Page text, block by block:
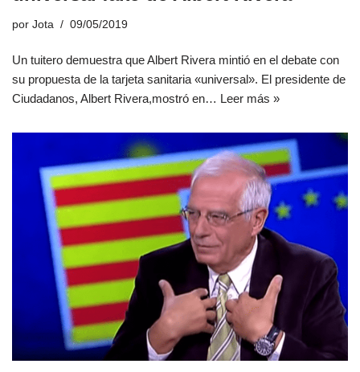
por Jota 09/05/2019
Un tuitero demuestra que Albert Rivera mintió en el debate con
su propuesta de la tarjeta sanitaria «universal». El presidente de
Ciudadanos, Albert Rivera,mostró en… Leer más »